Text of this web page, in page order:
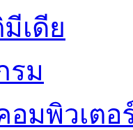
เดีย
รม
อมพิวเตอ